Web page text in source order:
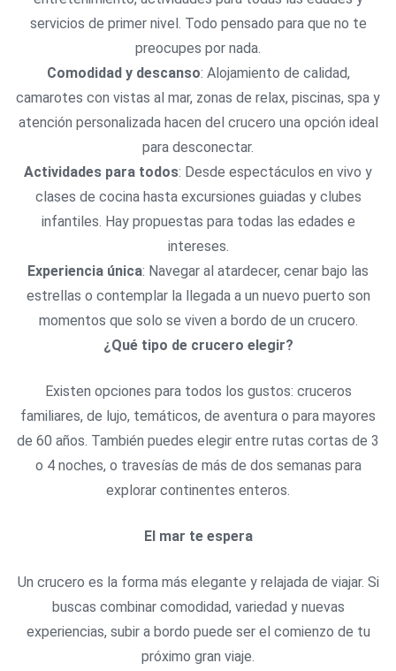
servicios de primer nivel. Todo pensado para que no te
preocupes por nada.
Comodidad y descanso: Alojamiento de calidad,
camarotes con vistas al mar, zonas de relax, piscinas, spa y
atención personalizada hacen del crucero una opción ideal
para desconectar.
Actividades para todos: Desde espectáculos en vivo y
clases de cocina hasta excursiones guiadas y clubes
infantiles. Hay propuestas para todas las edades e
intereses.
Experiencia única: Navegar al atardecer, cenar bajo las
estrellas o contemplar la llegada a un nuevo puerto son
momentos que solo se viven a bordo de un crucero.
¿Qué tipo de crucero elegir?
Existen opciones para todos los gustos: cruceros
familiares, de lujo, temáticos, de aventura o para mayores
de 60 años. También puedes elegir entre rutas cortas de 3
o 4 noches, o travesías de más de dos semanas para
explorar continentes enteros.
El mar te espera
Un crucero es la forma más elegante y relajada de viajar. Si
buscas combinar comodidad, variedad y nuevas
experiencias, subir a bordo puede ser el comienzo de tu
próximo gran viaje.